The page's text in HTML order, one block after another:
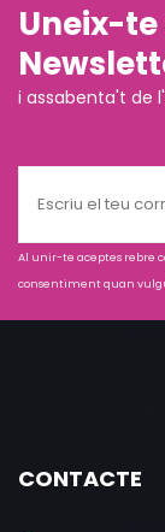
Uneix-
i assabenta't de
Al unir-te aceptes rebre
consentiment quan
CONTACTE